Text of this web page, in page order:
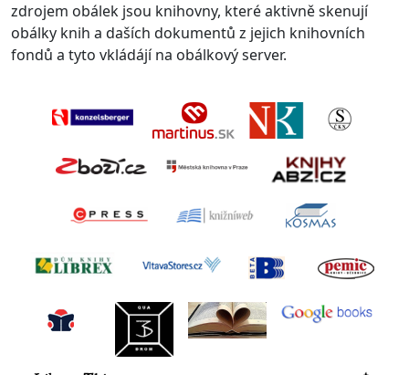
zdrojem obálek jsou knihovny, které aktivně skenují
obálky knih a daších dokumentů z jejich knihovních
fondů a tyto vkládájí na obálkový server.